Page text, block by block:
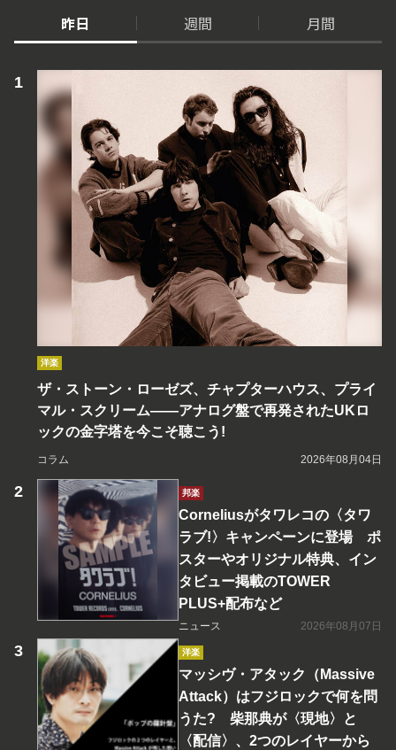
昨日 週間 月間
洋楽
ザ・ストーン・ローゼズ、チャプターハウス、プライ
マル・スクリーム――アナログ盤で再発されたUKロ
ックの金字塔を今こそ聴こう!
コラム 2026年08月04日
邦楽
Corneliusがタワレコの〈タワ
ラブ!〉キャンペーンに登場 ポ
スターやオリジナル特典、イン
タビュー掲載のTOWER
PLUS+配布など
ニュース 2026年08月07日
洋楽
マッシヴ・アタック（Massive
Attack）はフジロックで何を問
うた? 柴那典が〈現地〉と
〈配信〉、2つのレイヤーから